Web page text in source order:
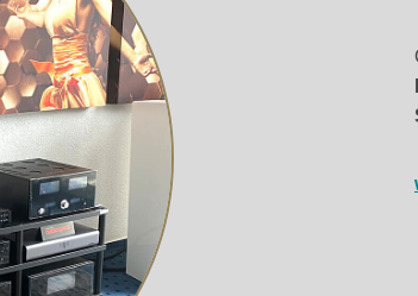
Serie kombiniert eine aus der
Hochtöner die Klarheit, Geschwindigkeit
gefertigt. In unserer hauseigenen
werden in unseren eigenen